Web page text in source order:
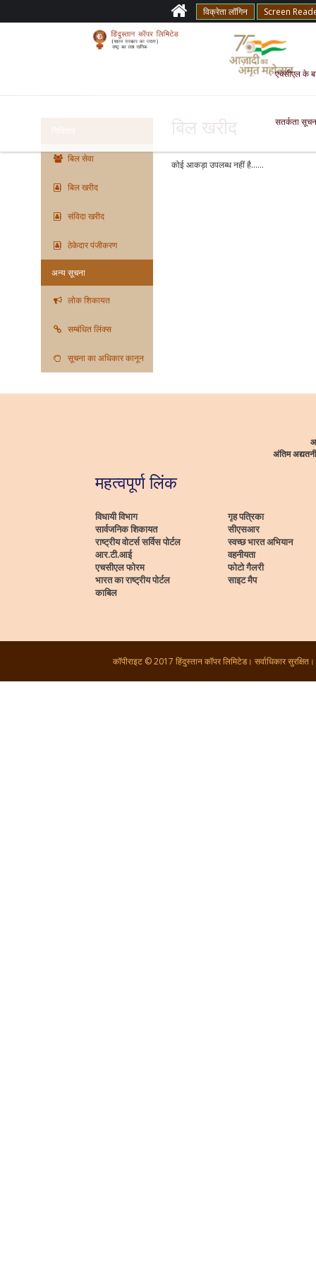
विक्रेता लॉगिन Screen
एचसीएल के
सतर्कता
बिल सेवा
बिल खरीद
संविदा खरीद
ठेकेदार पंजीकरण
अन्य सूचना
लोक शिकायत
सम्बंधित लिंक्स
सूचना का अधिकार कानून
बिल खरीद
कोई आकड़ा उपलब्ध नहीं है......
अंतिम
महत्वपूर्ण लिंक
विधायी विभाग
सार्वजनिक शिकायत
राष्ट्रीय वोटर्स सर्विस पोर्टल
आर.टी.आई
एचसीएल फोरम
भारत का राष्ट्रीय पोर्टल
काबिल
गृह पत्रिका
सीएसआर
स्वच्छ भारत अभियान
वहनीयता
फोटो गैलरी
साइट मैप
कॉपीराइट © 2017 हिंदुस्तान कॉपर लिमिटेड। सर्वाधिकार सुरक्षित।